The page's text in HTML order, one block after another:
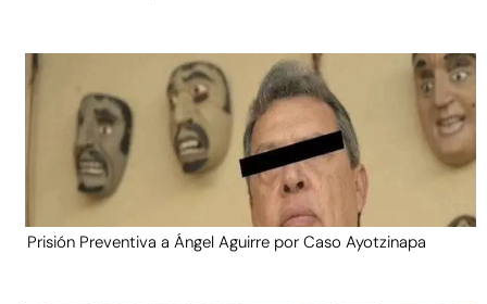
Prisión Preventiva a Ángel Aguirre por Caso Ayotzinapa